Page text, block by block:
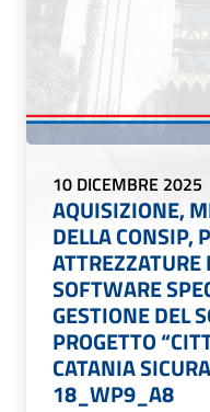
10 DICEMBRE 2025
AQUISIZIONE,
DELLA CONSIP,
SOFTWARE
GESTIONE DEL
PROGETTO
CATANIA
18_WP9_A8